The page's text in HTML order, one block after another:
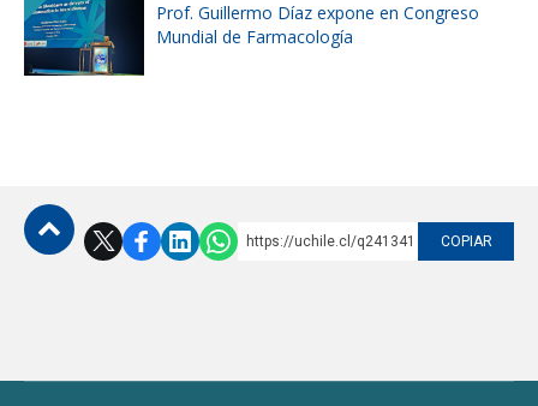
Prof. Guillermo Díaz expone en Congreso
Mundial de Farmacología
https://uchile.cl/q241341 COPIAR